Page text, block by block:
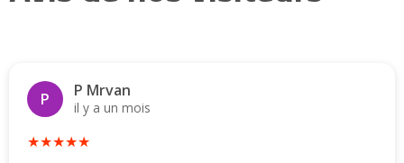
P P Mrvan
il y a un mois
★★★★★